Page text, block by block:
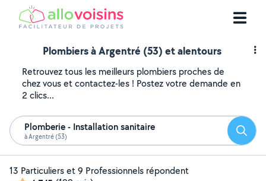
Plombiers à Argentré (53) et alentours
Retrouvez tous les meilleurs plombiers proches de
chez vous et contactez-les ! Postez votre demande en
2 clics...
Plomberie - Installation sanitaire
à Argentré (53)
13 Particuliers et 9 Professionnels répondent